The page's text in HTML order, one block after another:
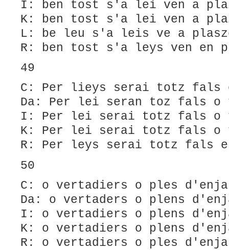
I: ben tost s'a lei ven a
K: ben tost s'a lei ven a
L: be leu s'a leis ve a
R: ben tost s'a leys ven en
49
C: Per lieys serai totz fals
Da: Per lei seran toz fals
I: Per lei serai totz fals o
K: Per lei serai totz fals o
R: Per leys serai totz fals
50
C: o vertadiers o ples
Da: o vertaders o plens
I: o vertadiers o plens
K: o vertadiers o plens
R: o vertadiers o ples